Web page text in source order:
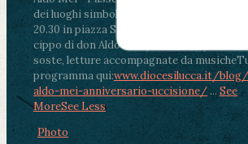
dei luoghi simbolo della città. Ritrovo alle
20.30 in piazza San Michele con
cippo di don Aldo Mei (Porta Elisa).
soste, letture accompagnate da musiche
programma qui:www.diocesilucca.it/
aldo-mei-anniversario-uccisione/ ... See
MoreSee Less
Photo